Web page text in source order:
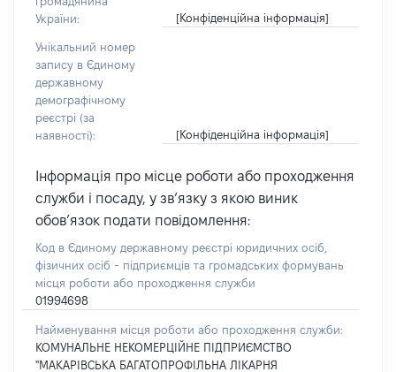
України:
[Конфіденційна інформація]
Унікальний номер
запису в Єдиному
державному
демографічному
реєстрі (за
наявності):
[Конфіденційна інформація]
Інформація про місце роботи або проходження
служби і посаду, у зв’язку з якою виник
обов’язок подати повідомлення:
Код в Єдиному державному реєстрі юридичних осіб,
фізичних осіб - підприємців та громадських формувань
місця роботи або проходження служби
01994698
Найменування місця роботи або проходження служби:
КОМУНАЛЬНЕ НЕКОМЕРЦІЙНЕ ПІДПРИЄМСТВО
"МАКАРІВСЬКА БАГАТОПРОФІЛЬНА ЛІКАРНЯ